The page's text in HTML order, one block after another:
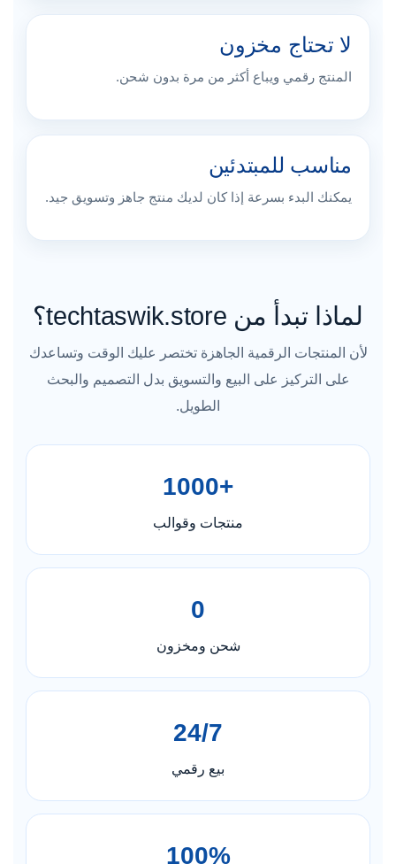
لا تحتاج مخزون
المنتج رقمي ويباع أكثر من مرة بدون شحن.
مناسب للمبتدئين
يمكنك البدء بسرعة إذا كان لديك منتج جاهز وتسويق جيد.
لماذا تبدأ من techtaswik.store؟
لأن المنتجات الرقمية الجاهزة تختصر عليك الوقت وتساعدك
على التركيز على البيع والتسويق بدل التصميم والبحث
الطويل.
+1000
منتجات وقوالب
0
شحن ومخزون
24/7
بيع رقمي
100%